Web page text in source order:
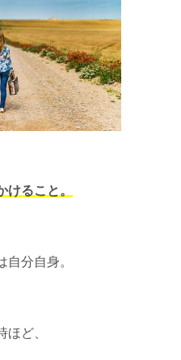
けること。
自分自身。
ど、